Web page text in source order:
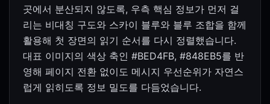
곳에서 분산되지 않도록, 우측 핵심 정보가 먼저 걸
리는 비대칭 구도와 스카이 블루와 블루 조합을 함께
활용해 첫 장면의 읽기 순서를 다시 정렬했습니다.
대표 이미지의 색상 축인 #BED4FB, #848EB5를 반
영해 페이지 전환 없이도 메시지 우선순위가 자연스
럽게 읽히도록 정보 밀도를 다듬었습니다.